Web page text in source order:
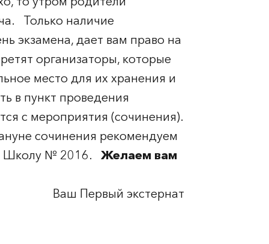
Только наличие
экзамена, дает вам право на
организаторы, которые
место для их хранения и
в пункт проведения
с мероприятия (сочинения).
сочинения рекомендуем
в Школу № 2016. Желаем вам
Ваш Первый экстернат